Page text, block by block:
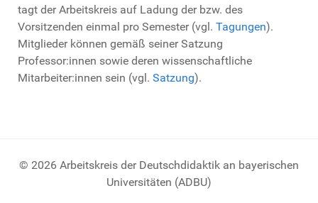
tagt der Arbeitskreis auf Ladung der bzw. des
Vorsitzenden einmal pro Semester (vgl. Tagungen).
Mitglieder können gemäß seiner Satzung
Professor:innen sowie deren wissenschaftliche
Mitarbeiter:innen sein (vgl. Satzung).
© 2026 Arbeitskreis der Deutschdidaktik an bayerischen
Universitäten (ADBU)